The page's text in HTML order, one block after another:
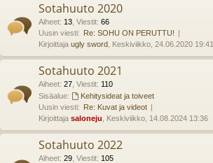
Sotahuuto 2020
Aiheet: 13 Viestit: 66
Uusin viesti: Re: SOHU ON PERUTTU!
Kirjoittaja ugly sword , Keskiviikko, 24.06.2020 19:41
Sotahuuto 2021
Aiheet: 27 Viestit: 110
Sisäalue:
Kehitysideat ja toiveet
Uusin viesti: Re: Kuvat ja videot
Kirjoittaja saloneju , Keskiviikko, 14.08.2024 13:36
Sotahuuto 2022
Aiheet: 29 Viestit: 105